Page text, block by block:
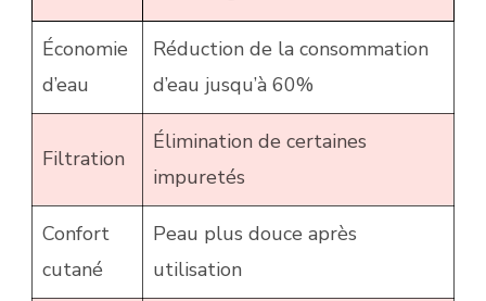
Économie
d’eau
Réduction de la consommation
d’eau jusqu’à 60%
Filtration
Élimination de certaines
impuretés
Confort
cutané
Peau plus douce après
utilisation